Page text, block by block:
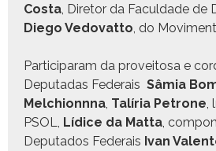
Cos­ta , Dire­tor da Fac­ul­dade de
Diego Vedovat­to , do
Par­tic­i­param da proveitosa e
Dep­utadas Fed­erais Sâmia
Mel­chionnna Talíria Petrone
PSOL, Lídice da Mat­ta ,
Dep­uta­dos Fed­erais Ivan